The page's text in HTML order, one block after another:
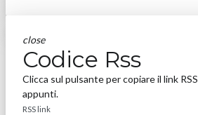
close
Codice Rss
Clicca sul pulsante per copiare il link
appunti.
RSS link